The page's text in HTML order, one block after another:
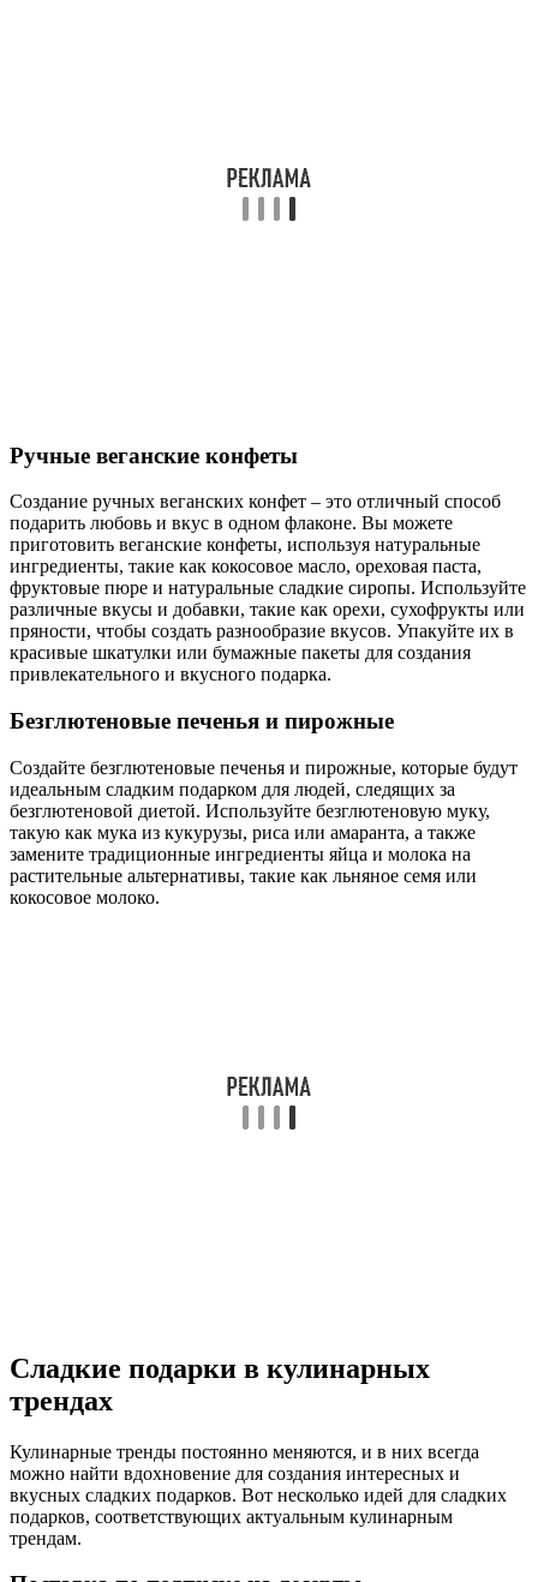
Ручные веганские конфеты
Создание ручных веганских конфет – это отличный способ
подарить любовь и вкус в одном флаконе. Вы можете
приготовить веганские конфеты, используя натуральные
ингредиенты, такие как кокосовое масло, ореховая паста,
фруктовые пюре и натуральные сладкие сиропы. Используйте
различные вкусы и добавки, такие как орехи, сухофрукты или
пряности, чтобы создать разнообразие вкусов. Упакуйте их в
красивые шкатулки или бумажные пакеты для создания
привлекательного и вкусного подарка.
Безглютеновые печенья и пирожные
Создайте безглютеновые печенья и пирожные, которые будут
идеальным сладким подарком для людей, следящих за
безглютеновой диетой. Используйте безглютеновую муку,
такую как мука из кукурузы, риса или амаранта, а также
замените традиционные ингредиенты яйца и молока на
растительные альтернативы, такие как льняное семя или
кокосовое молоко.
Сладкие подарки в кулинарных
трендах
Кулинарные тренды постоянно меняются, и в них всегда
можно найти вдохновение для создания интересных и
вкусных сладких подарков. Вот несколько идей для сладких
подарков, соответствующих актуальным кулинарным
трендам.